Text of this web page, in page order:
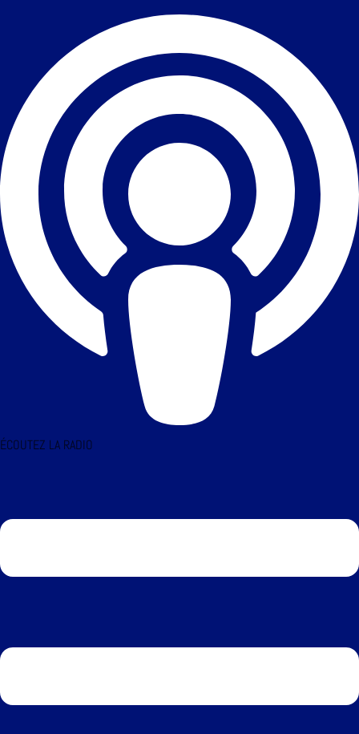
ÉCOUTEZ LA RADIO